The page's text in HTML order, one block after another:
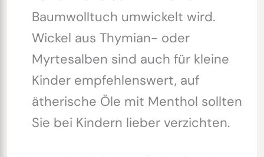
Baumwolltuch umwickelt wird.
Wickel aus Thymian- oder
Myrtesalben sind auch für kleine
Kinder empfehlenswert, auf
ätherische Öle mit Menthol sollten
Sie bei Kindern lieber verzichten.